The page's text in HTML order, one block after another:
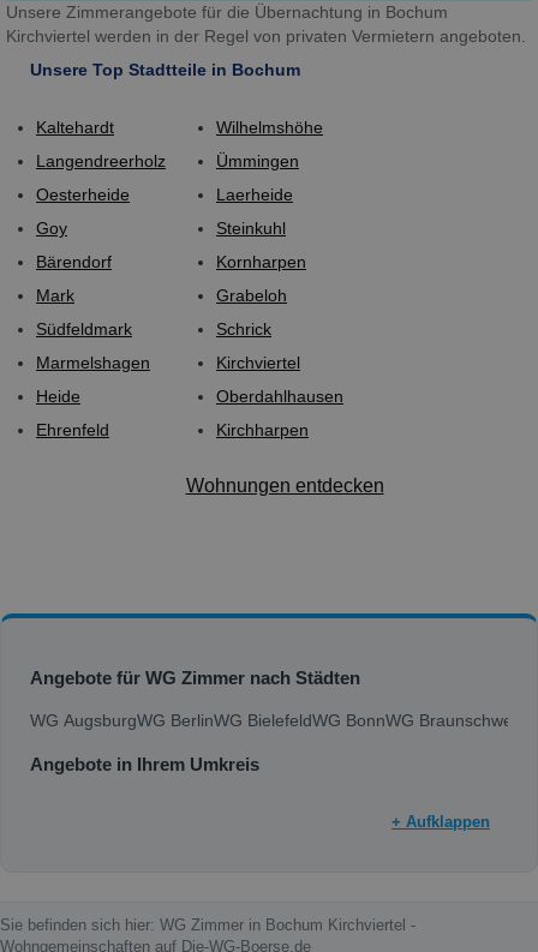
Unsere Zimmerangebote für die Übernachtung in Bochum
Kirchviertel werden in der Regel von privaten Vermietern angeboten.
Unsere Top Stadtteile in Bochum
Kaltehardt
Langendreerholz
Oesterheide
Goy
Bärendorf
Mark
Südfeldmark
Marmelshagen
Heide
Ehrenfeld
Wilhelmshöhe
Ümmingen
Laerheide
Steinkuhl
Kornharpen
Grabeloh
Schrick
Kirchviertel
Oberdahlhausen
Kirchharpen
Wohnungen entdecken
Angebote für WG Zimmer nach Städten
WG AugsburgWG BerlinWG BielefeldWG BonnWG Braunschweig
Angebote in Ihrem Umkreis
+ Aufklappen
Sie befinden sich hier: WG Zimmer in Bochum Kirchviertel -
Wohngemeinschaften auf Die-WG-Boerse.de